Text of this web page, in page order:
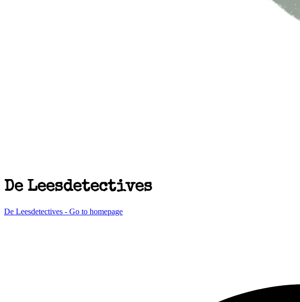
De Leesdetectives
De Leesdetectives - Go to homepage